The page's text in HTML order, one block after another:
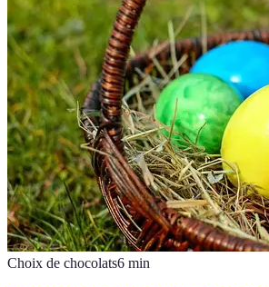
Choix de chocolats6 min